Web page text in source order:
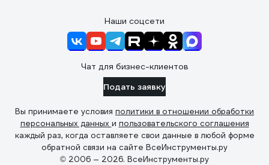
Наши соцсети
Чат для бизнес-клиентов
Подать заявку
Вы принимаете условия политики в отношении обработки
персональных данных и пользовательского соглашения
каждый раз, когда оставляете свои данные в любой форме
обратной связи на сайте ВсеИнструменты.ру
© 2006 — 2026. ВсеИнструменты.ру